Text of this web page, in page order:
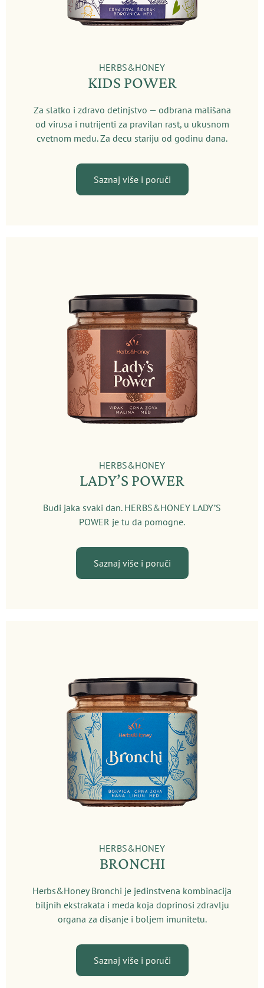
HERBS&HONEY
KIDS POWER
Za slatko i zdravo detinjstvo — odbrana mališana
od virusa i nutrijenti za pravilan rast, u ukusnom
cvetnom medu. Za decu stariju od godinu dana.
Saznaj više i poruči
HERBS&HONEY
LADY’S POWER
Budi jaka svaki dan. HERBS&HONEY LADY’S
POWER je tu da pomogne.
Saznaj više i poruči
HERBS&HONEY
BRONCHI
Herbs&Honey Bronchi je jedinstvena kombinacija
biljnih ekstrakata i meda koja doprinosi zdravlju
organa za disanje i boljem imunitetu.
Saznaj više i poruči